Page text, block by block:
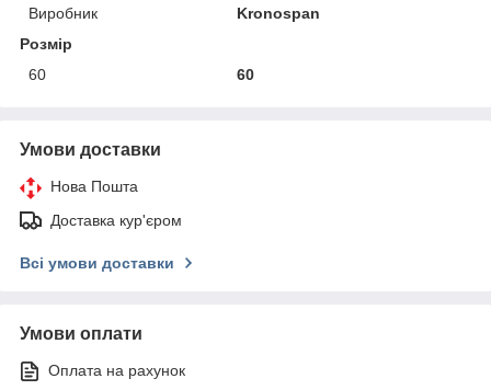
Виробник
Kronospan
Розмір
60
60
Умови доставки
Нова Пошта
Доставка кур'єром
Всі умови доставки
Умови оплати
Оплата на рахунок